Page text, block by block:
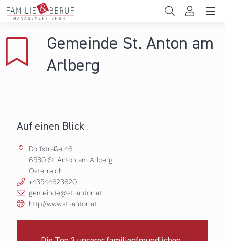
Direkt zum Inhalt
Gemeinden
Das sind wir
News & Events
Gemeinde St. Anton am
Arlberg
Auf einen Blick
Dorfstraße 46
6580 St. Anton am Arlberg
Österreich
+43544623620
gemeinde@st-anton.at
http://www.st-anton.at